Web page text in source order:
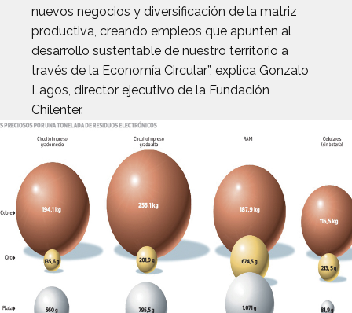
nuevos negocios y diversificación de la matriz
productiva, creando empleos que apunten al
desarrollo sustentable de nuestro territorio a
través de la Economía Circular”, explica Gonzalo
Lagos, director ejecutivo de la Fundación
Chilenter.